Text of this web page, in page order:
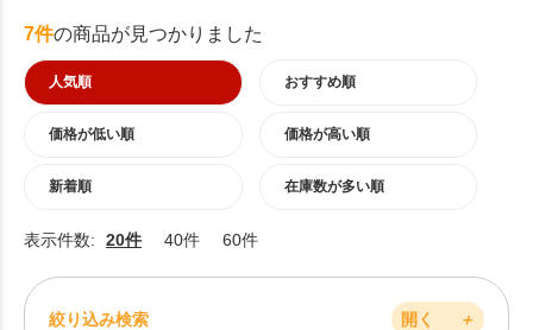
7件の商品が見つかりました
人気順 おすすめ順
価格が低い順 価格が高い順
新着順 在庫数が多い順
表示件数: 20件 40件 60件
絞り込み検索 開く ＋